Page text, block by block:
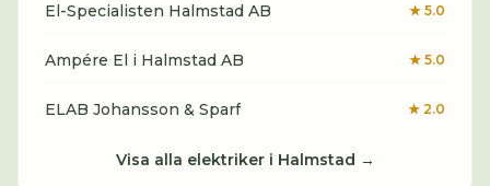
El-Specialisten Halmstad AB ★ 5.0
Ampére El i Halmstad AB ★ 5.0
ELAB Johansson & Sparf ★ 2.0
Visa alla elektrikeri Halmstad →